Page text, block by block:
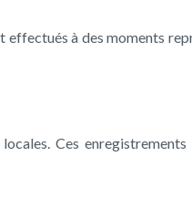
effectués à des moments
Ces